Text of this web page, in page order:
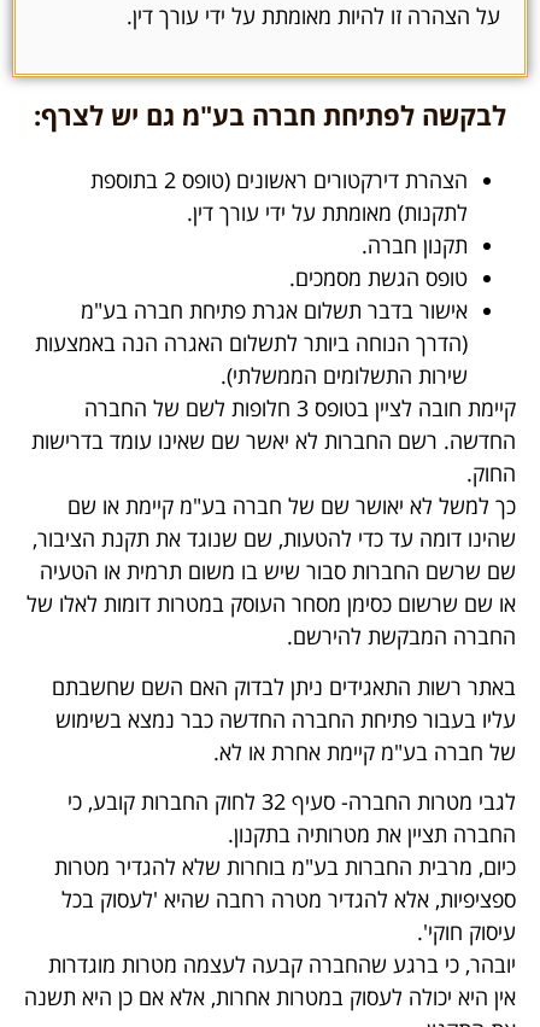
על הצהרה זו להיות מאומתת על ידי עורך דין.
לבקשה לפתיחת חברה בע"מ גם יש לצרף:
הצהרת דירקטורים ראשונים (טופס 2 בתוספת
לתקנות) מאומתת על ידי עורך דין.
תקנון חברה.
טופס הגשת מסמכים.
אישור בדבר תשלום אגרת פתיחת חברה בע"מ
(הדרך הנוחה ביותר לתשלום האגרה הנה באמצעות
שירות התשלומים הממשלתי).
קיימת חובה לציין בטופס 3 חלופות לשם של החברה
החדשה. רשם החברות לא יאשר שם שאינו עומד בדרישות
החוק.
כך למשל לא יאושר שם של חברה בע"מ קיימת או שם
שהינו דומה עד כדי להטעות, שם שנוגד את תקנת הציבור,
שם שרשם החברות סבור שיש בו משום תרמית או הטעיה
או שם שרשום כסימן מסחר העוסק במטרות דומות לאלו של
החברה המבקשת להירשם.
באתר רשות התאגידים ניתן לבדוק האם השם שחשבתם
עליו בעבור פתיחת החברה החדשה כבר נמצא בשימוש
של חברה בע"מ קיימת אחרת או לא.
לגבי מטרות החברה- סעיף 32 לחוק החברות קובע, כי
החברה תציין את מטרותיה בתקנון.
כיום, מרבית החברות בע"מ בוחרות שלא להגדיר מטרות
ספציפיות, אלא להגדיר מטרה רחבה שהיא 'לעסוק בכל
עיסוק חוקי'.
יובהר, כי ברגע שהחברה קבעה לעצמה מטרות מוגדרות
אין היא יכולה לעסוק במטרות אחרות, אלא אם כן היא תשנה